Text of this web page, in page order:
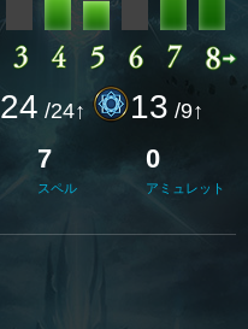
24 /24↑ 13 /9↑
7
スペル
0
アミュレット